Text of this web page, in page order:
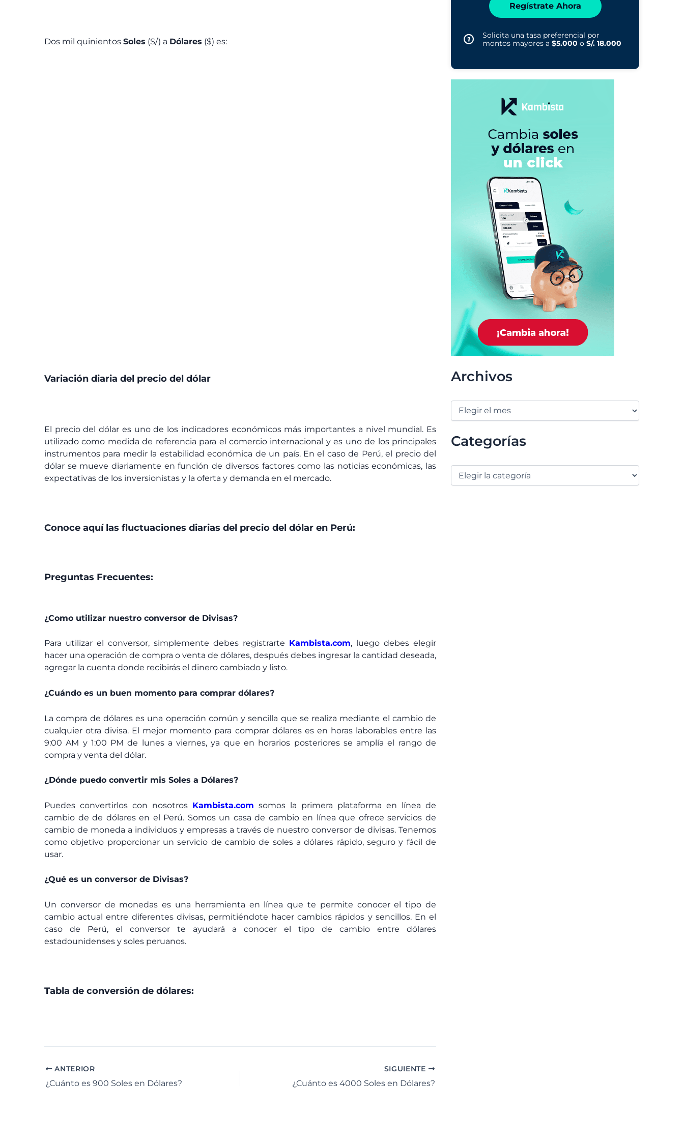
Dos mil quinientos Soles (S/) a Dólares ($) es:
Variación diaria del precio del dólar
El precio del dólar es uno de los indicadores económicos más importantes a nivel mundial. Es
utilizado como medida de referencia para el comercio internacional y es uno de los principales
instrumentos para medir la estabilidad económica de un país. En el caso de Perú, el precio del
dólar se mueve diariamente en función de diversos factores como las noticias económicas, las
expectativas de los inversionistas y la oferta y demanda en el mercado.
Conoce aquí las fluctuaciones diarias del precio del dólar en Perú:
Preguntas Frecuentes:
¿Como utilizar nuestro conversor de Divisas?
Para utilizar el conversor, simplemente debes registrarte Kambista.com, luego debes elegir
hacer una operación de compra o venta de dólares, después debes ingresar la cantidad deseada,
agregar la cuenta donde recibirás el dinero cambiado y listo.
¿Cuándo es un buen momento para comprar dólares?
La compra de dólares es una operación común y sencilla que se realiza mediante el cambio de
cualquier otra divisa. El mejor momento para comprar dólares es en horas laborables entre las
9:00 AM y 1:00 PM de lunes a viernes, ya que en horarios posteriores se amplía el rango de
compra y venta del dólar.
¿Dónde puedo convertir mis Soles a Dólares?
Puedes convertirlos con nosotros Kambista.com somos la primera plataforma en línea de
cambio de de dólares en el Perú. Somos un casa de cambio en línea que ofrece servicios de
cambio de moneda a individuos y empresas a través de nuestro conversor de divisas. Tenemos
como objetivo proporcionar un servicio de cambio de soles a dólares rápido, seguro y fácil de
usar.
¿Qué es un conversor de Divisas?
Un conversor de monedas es una herramienta en línea que te permite conocer el tipo de
cambio actual entre diferentes divisas, permitiéndote hacer cambios rápidos y sencillos. En el
caso de Perú, el conversor te ayudará a conocer el tipo de cambio entre dólares
estadounidenses y soles peruanos.
Tabla de conversión de dólares:
ANTERIOR
¿Cuánto es 900 Soles en Dólares?
SIGUIENTE
¿Cuánto es 4000 Soles en Dólares?
Regístrate Ahora
Solicita una tasa preferencial por
montos mayores a $5.000 o S/. 18.000
Archivos
Categorías